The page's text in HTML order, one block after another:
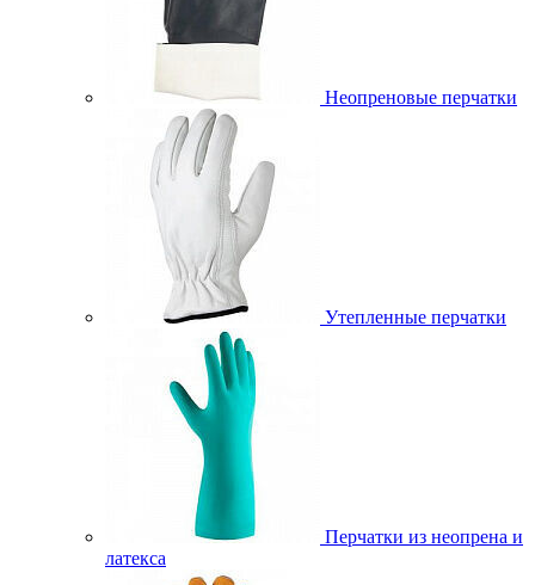
Неопреновые перчатки
Утепленные перчатки
Перчатки из неопрена и
латекса